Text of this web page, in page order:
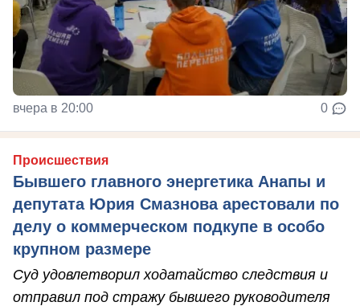
вчера в 20:00 0
Происшествия
Бывшего главного энергетика Анапы и
депутата Юрия Смазнова арестовали по
делу о коммерческом подкупе в особо
крупном размере
Суд удовлетворил ходатайство следствия и
отправил под стражу бывшего руководителя